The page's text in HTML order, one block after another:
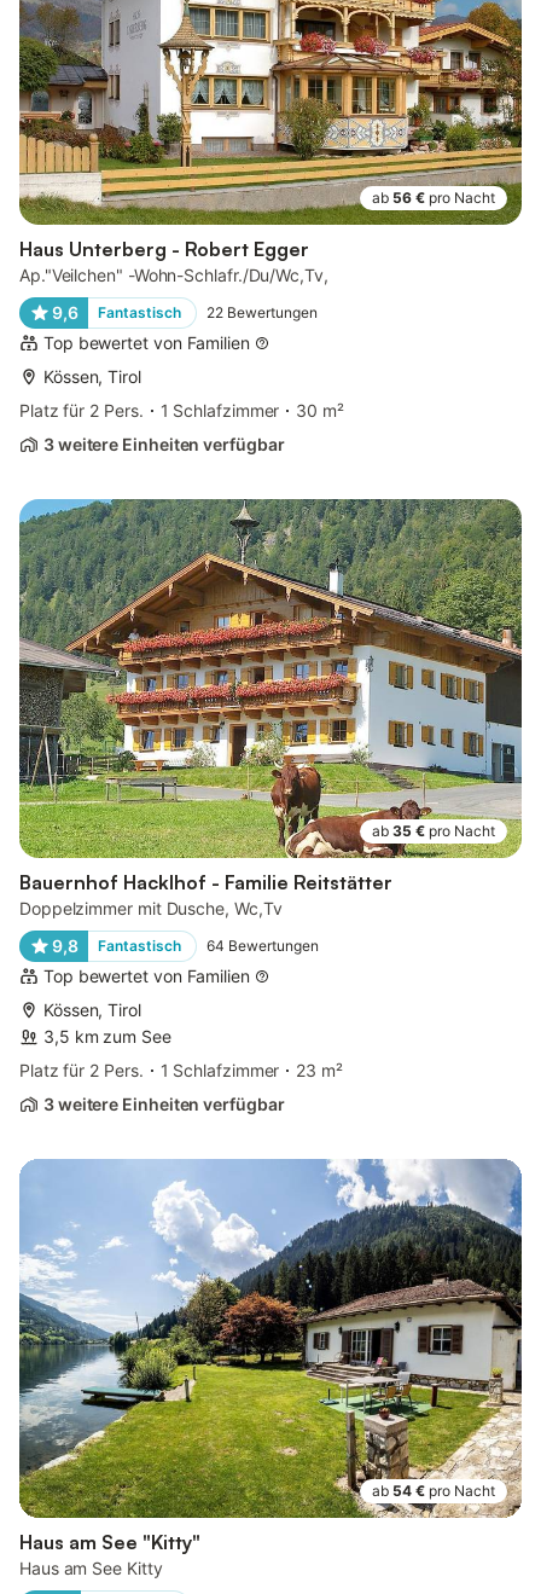
ab 56 € pro Nacht
Haus Unterberg - Robert Egger
Ap."Veilchen" -Wohn-Schlafr./Du/Wc,Tv,
9,6
Fantastisch 22 Bewertungen
Top bewertet von Familien
Kössen, Tirol
Platz für 2 Pers.
1 Schlafzimmer
30 m²
3 weitere Einheiten verfügbar
ab 35 € pro Nacht
Bauernhof Hacklhof - Familie Reitstätter
Doppelzimmer mit Dusche, Wc,Tv
9,8
Fantastisch 64 Bewertungen
Top bewertet von Familien
Kössen, Tirol
3,5 km zum See
Platz für 2 Pers.
1 Schlafzimmer
23 m²
3 weitere Einheiten verfügbar
ab 54 € pro Nacht
Haus am See "Kitty"
Haus am See Kitty